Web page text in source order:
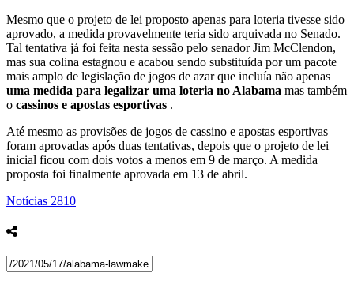
Mesmo que o projeto de lei proposto apenas para loteria tivesse sido
aprovado, a medida provavelmente teria sido arquivada no Senado.
Tal tentativa já foi feita nesta sessão pelo senador Jim McClendon,
mas sua colina estagnou e acabou sendo substituída por um pacote
mais amplo de legislação de jogos de azar que incluía não apenas
uma medida para legalizar uma loteria no Alabama mas também
o cassinos e apostas esportivas .
Até mesmo as provisões de jogos de cassino e apostas esportivas
foram aprovadas após duas tentativas, depois que o projeto de lei
inicial ficou com dois votos a menos em 9 de março. A medida
proposta foi finalmente aprovada em 13 de abril.
Notícias 2810